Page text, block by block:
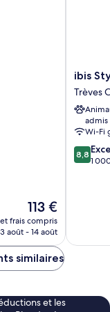
Le
nouveau
prix
de
113 €
frais compris
août - 14 août
ibis
Styles
Trier
Trèves
Centre
ibis
Trèves
admis
Wi-Fi
8.8
sur
8,8
1
similaires
et les